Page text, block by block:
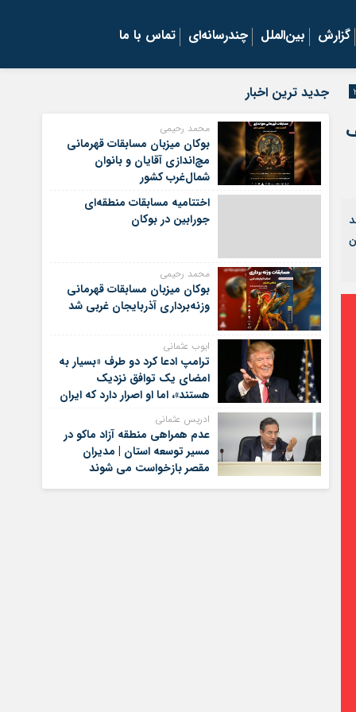
گزارش بین‌الملل چندرسانه‌ای تماس با ما
جدید ترین اخبار
محمد رحیمی
بوکان میزبان مسابقات قهرمانی
مچ‌اندازی آقایان و بانوان
شمال‌غرب کشور
اختتامیه مسابقات منطقه‌ای
جورابین در بوکان
محمد رحیمی
بوکان میزبان مسابقات قهرمانی
وزنه‌برداری آذربایجان غربی شد
ایوب عثمانی
ترامپ ادعا کرد دو طرف «بسیار به
امضای یک توافق نزدیک
هستند»، اما او اصرار دارد که ایران
برای کنار گذاشتن برنامه‌های
هسته‌ای خود گام‌های بیشتری
بردارد
ادریس عثمانی
عدم همراهی منطقه آزاد ماکو در
مسیر توسعه استان | مدیران
مقصر بازخواست می شوند